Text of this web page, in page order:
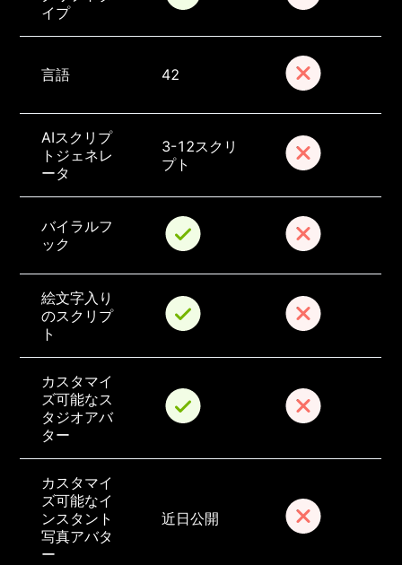
イプ
言語 42
AIスクリプ
トジェネレ
ータ
3-12スクリ
プト
バイラルフ
ック
絵文字入り
のスクリプ
ト
カスタマイ
ズ可能なス
タジオアバ
ター
カスタマイ
ズ可能なイ
ンスタント
写真アバタ
ー
近日公開